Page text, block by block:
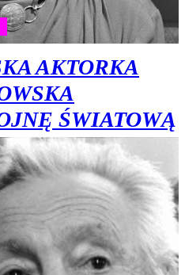
AKTORKA
ŚWIATOWĄ